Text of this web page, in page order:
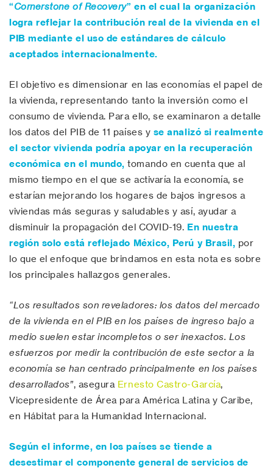
“Cornerstone of Recovery” en el cual la organización
logra reflejar la contribución real de la vivienda en el
PIB mediante el uso de estándares de cálculo
aceptados internacionalmente.
El objetivo es dimensionar en las economías el papel de
la vivienda, representando tanto la inversión como el
consumo de vivienda. Para ello, se examinaron a detalle
los datos del PIB de 11 países y se analizó si realmente
el sector vivienda podría apoyar en la recuperación
económica en el mundo,tomando en cuenta que al
mismo tiempo en el que se activaría la economía, se
estarían mejorando los hogares de bajos ingresos a
viviendas más seguras y saludables y así, ayudar a
disminuir la propagación del COVID-19. En nuestra
región solo está reflejado México, Perú y Brasil, por
lo que el enfoque que brindamos en esta nota es sobre
los principales hallazgos generales.
“Los resultados son reveladores: los datos del mercado
de la vivienda en el PIB en los países de ingreso bajo a
medio suelen estar incompletos o ser inexactos. Los
esfuerzos por medir la contribución de este sector a la
economía se han centrado principalmente en los países
desarrollados”, asegura Ernesto Castro-García,
Vicepresidente de Área para América Latina y Caribe,
en Hábitat para la Humanidad Internacional.
Según el informe, en los países se tiende a
desestimar el componente general de servicios de